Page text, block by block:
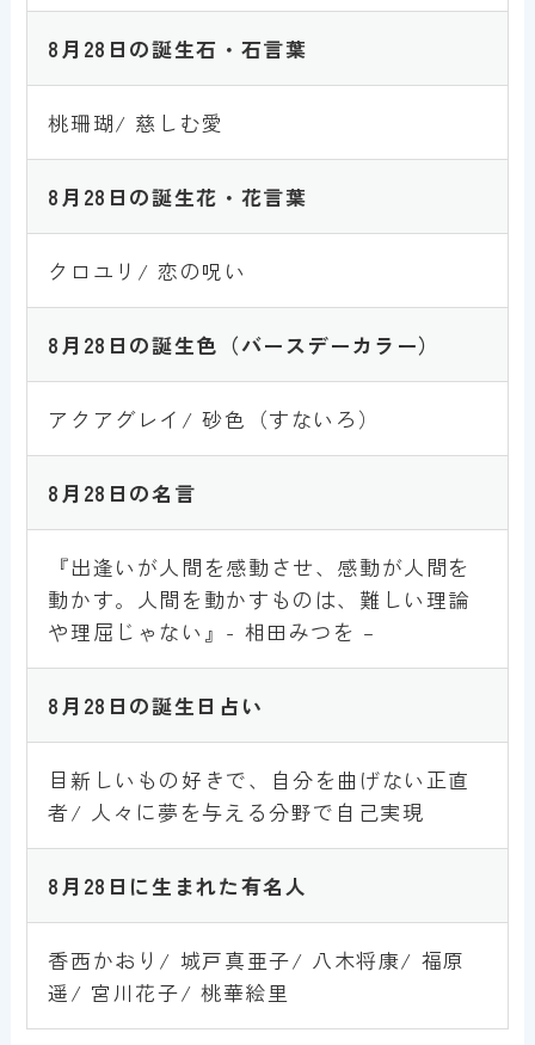
8月28 日 の誕生石・石言葉
桃珊瑚/ 慈しむ愛
8月28 日 の誕生花・花言葉
クロユリ/ 恋の呪い
8月28日 の誕生色 （バースデーカラー）
アクアグレイ/ 砂色（すないろ）
8月28 日 の名言
『出逢いが人間を感動させ、感動が人間を
動かす。人間を動かすものは、難しい理論
や理屈じゃない』- 相田みつを –
8月28日 の誕生日占い
目新しいもの好きで、自分を曲げない正直
者/ 人々に夢を与える分野で自己実現
8月28 日 に生まれた有名人
香西かおり/ 城戸真亜子/ 八木将康/ 福原
遥/ 宮川花子/ 桃華絵里